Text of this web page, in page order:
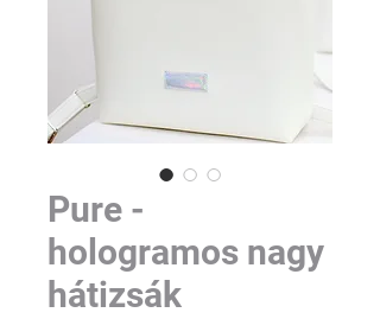
Pure -
hologramos nagy
hátizsák